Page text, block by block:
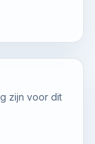
zijn voor dit